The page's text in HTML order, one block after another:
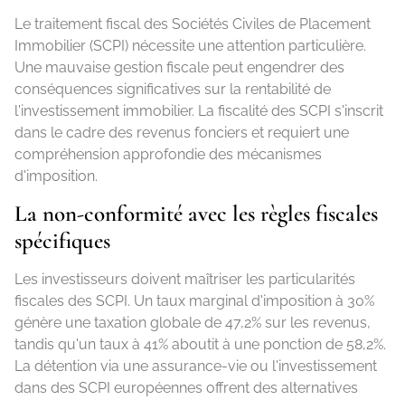
Le traitement fiscal des Sociétés Civiles de Placement
Immobilier (SCPI) nécessite une attention particulière.
Une mauvaise gestion fiscale peut engendrer des
conséquences significatives sur la rentabilité de
l'investissement immobilier. La fiscalité des SCPI s'inscrit
dans le cadre des revenus fonciers et requiert une
compréhension approfondie des mécanismes
d'imposition.
La non-conformité avec les règles fiscales
spécifiques
Les investisseurs doivent maîtriser les particularités
fiscales des SCPI. Un taux marginal d'imposition à 30%
génère une taxation globale de 47,2% sur les revenus,
tandis qu'un taux à 41% aboutit à une ponction de 58,2%.
La détention via une assurance-vie ou l'investissement
dans des SCPI européennes offrent des alternatives